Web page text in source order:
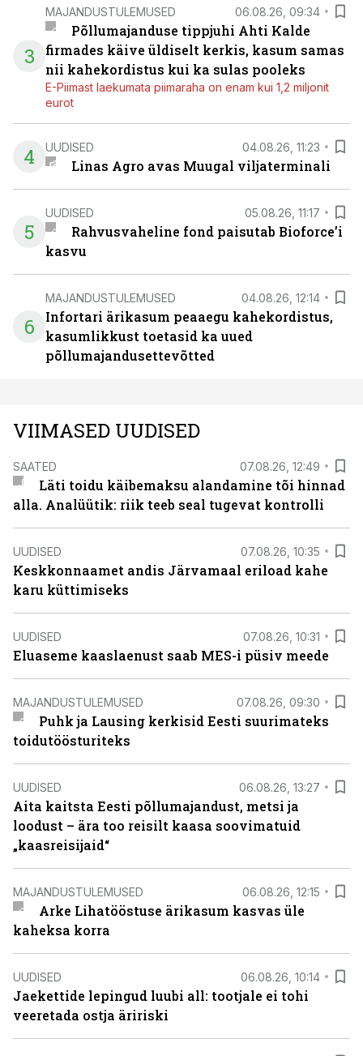
3
MAJANDUSTULEMUSED 06.08.26, 09:34
Põllumajanduse tippjuhi Ahti Kalde
firmades käive üldiselt kerkis, kasum samas
nii kahekordistus kui ka sulas pooleks
E-Piimast laekumata piimaraha on enam kui 1,2 miljonit
eurot
4 UUDISED 04.08.26, 11:23
Linas Agro avas Muugal viljaterminali
5
UUDISED 05.08.26, 11:17
Rahvusvaheline fond paisutab Bioforce’i
kasvu
6
MAJANDUSTULEMUSED 04.08.26, 12:14
Infortari ärikasum peaaegu kahekordistus,
kasumlikkust toetasid ka uued
põllumajandusettevõtted
VIIMASED UUDISED
SAATED 07.08.26, 12:49
Läti toidu käibemaksu alandamine tõi hinnad
alla. Analüütik: riik teeb seal tugevat kontrolli
UUDISED 07.08.26, 10:35
Keskkonnaamet andis Järvamaal eriload kahe
karu küttimiseks
UUDISED 07.08.26, 10:31
Eluaseme kaaslaenust saab MES-i püsiv meede
MAJANDUSTULEMUSED 07.08.26, 09:30
Puhk ja Lausing kerkisid Eesti suurimateks
toidutöösturiteks
UUDISED 06.08.26, 13:27
Aita kaitsta Eesti põllumajandust, metsi ja
loodust – ära too reisilt kaasa soovimatuid
„kaasreisijaid“
MAJANDUSTULEMUSED 06.08.26, 12:15
Arke Lihatööstuse ärikasum kasvas üle
kaheksa korra
UUDISED 06.08.26, 10:14
Jaekettide lepingud luubi all: tootjale ei tohi
veeretada ostja äririski